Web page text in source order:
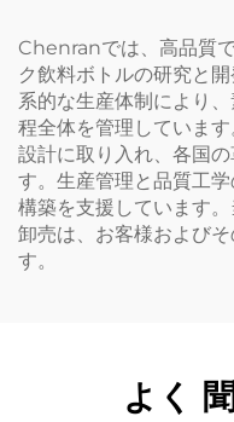
Chenranでは、高品質
ク飲料ボトルの研究と
系的な生産体制により
程全体を管理していま
設計に取り入れ、各国
す。生産管理と品質工
構築を支援しています
卸売は、お客様および
す。
よく